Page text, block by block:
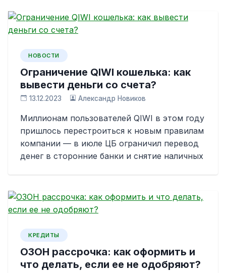
НОВОСТИ
Ограничение QIWI кошелька: как
вывести деньги со счета?
13.12.2023 Александр Новиков
Миллионам пользователей QIWI в этом году
пришлось перестроиться к новым правилам
компании — в июле ЦБ ограничил перевод
денег в сторонние банки и снятие наличных
КРЕДИТЫ
ОЗОН рассрочка: как оформить и
что делать, если ее не одобряют?